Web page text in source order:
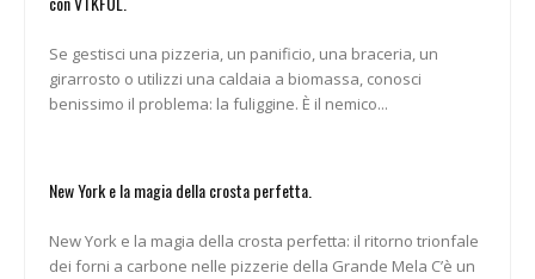
Se gestisci una pizzeria, un panificio, una braceria, un
girarrosto o utilizzi una caldaia a biomassa, conosci
benissimo il problema: la fuliggine. È il nemico...
New York e la magia della crosta perfetta.
New York e la magia della crosta perfetta: il ritorno trionfale
dei forni a carbone nelle pizzerie della Grande Mela C’è un